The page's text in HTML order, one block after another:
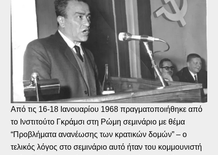
Από τις 16-18 Ιανουαρίου 1968 πραγματοποιήθηκε από
το Ινστιτούτο Γκράμσι στη Ρώμη σεμινάριο με θέμα
“Προβλήματα ανανέωσης των κρατικών δομών” – ο
τελικός λόγος στο σεμινάριο αυτό ήταν του κομμουνιστή